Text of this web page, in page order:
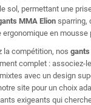
sol, permettant une
MMA Elionsparring,
ergonomique en
la compétition, nos
complet : associez-
mixtes avec un design
site pour un choix
exigeants qui